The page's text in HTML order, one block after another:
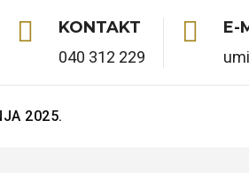
 KONTAKT
040 312 229
 E-
2025.